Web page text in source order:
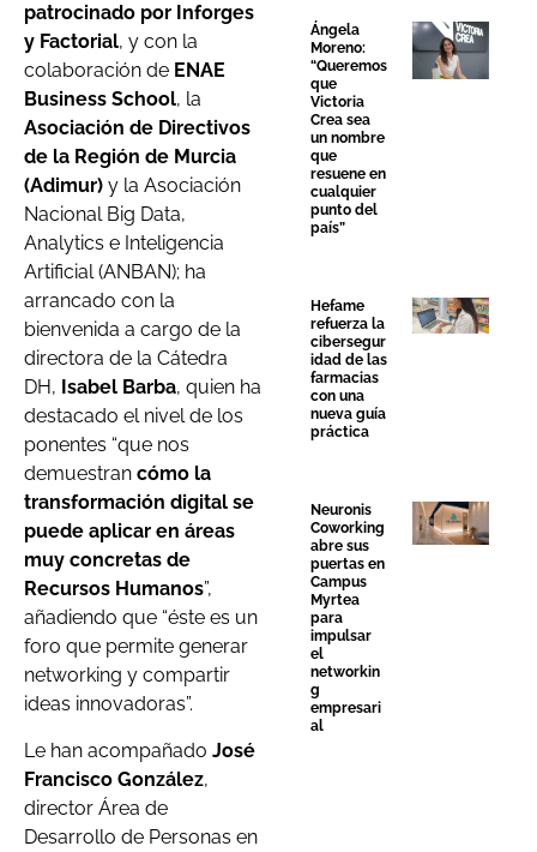
patrocinado por Inforges
y Factorial, y con la
colaboración de ENAE
Business School, la
Asociación de Directivos
de la Región de Murcia
(Adimur) y la Asociación
Nacional Big Data,
Analytics e Inteligencia
Artificial (ANBAN); ha
arrancado con la
bienvenida a cargo de la
directora de la Cátedra
DH, Isabel Barba, quien ha
destacado el nivel de los
ponentes “que nos
demuestran cómo la
transformación digital se
puede aplicar en áreas
muy concretas de
Recursos Humanos”,
añadiendo que “éste es un
foro que permite generar
networking y compartir
ideas innovadoras”.
Le han acompañado José
Francisco González,
director Área de
Desarrollo de Personas en
Ángela
Moreno:
“Queremos
que
Victoria
Crea sea
un nombre
que
resuene en
cualquier
punto del
país”
Hefame
refuerza la
cibersegur
idad de las
farmacias
con una
nueva guía
práctica
Neuronis
Coworking
abre sus
puertas en
Campus
Myrtea
para
impulsar
el
networkin
g
empresari
al